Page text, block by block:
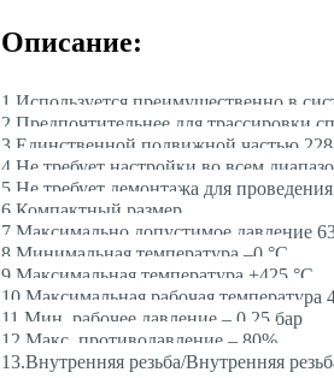
Описание:
1.Используется преимущественно в
2.Предпочтительнее для трассировки
3.Единственной подвижной частью
4.Не требует настройки во всем
5.Не требует демонтажа для
6.Компактный размер
7.Максимально допустимое давление
8.Минимальная температура –0 °C
9.Максимальная температура +425 °C
10.Максимальная рабочая температура
11.Мин. рабочее давление – 0,25 бар
12.Макс. противодавление – 80%
13.Внутренняя резьба/Внутренняя